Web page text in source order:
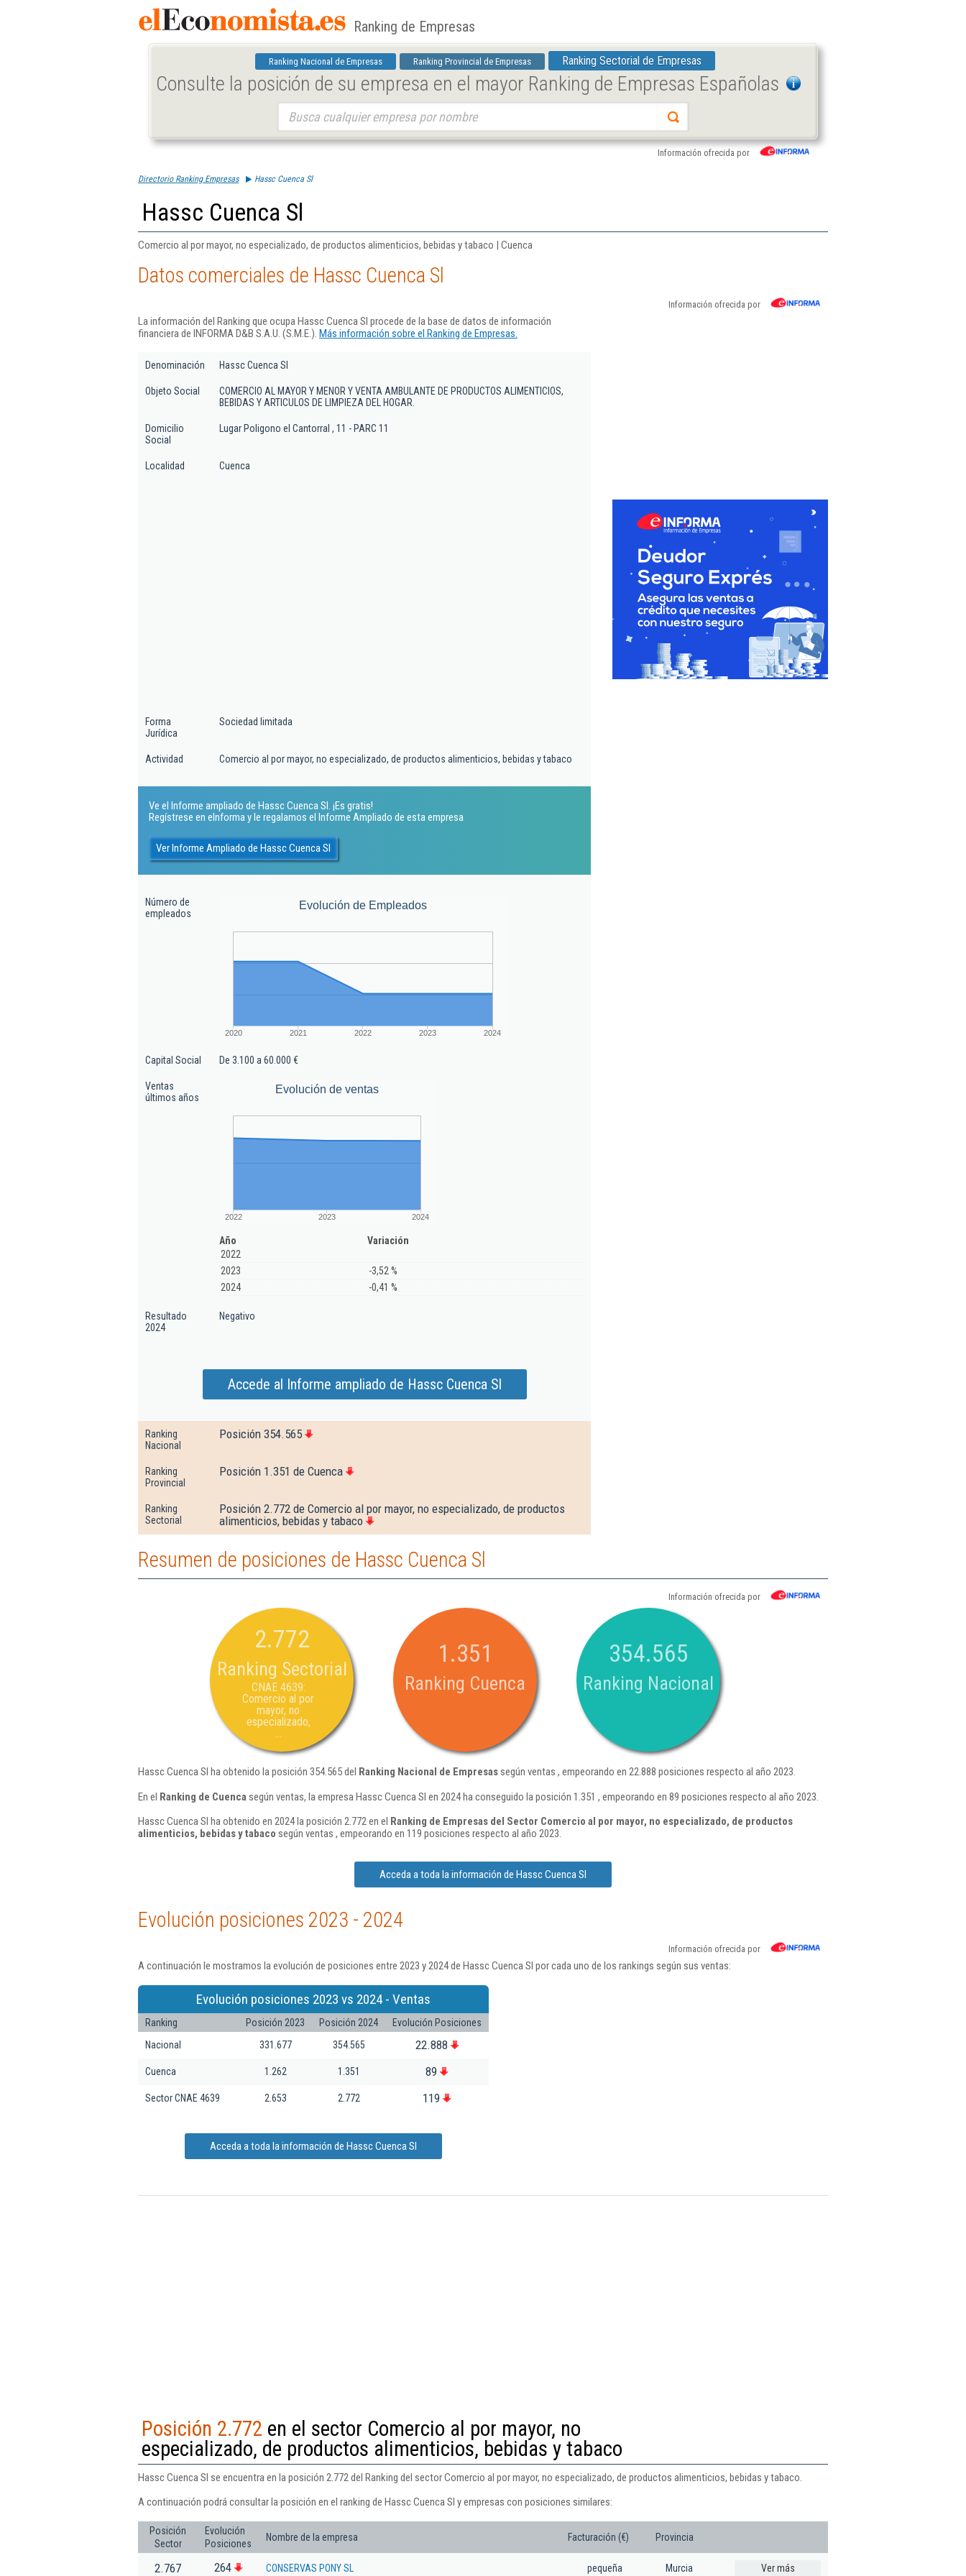
Ranking de Empresas
Ranking Nacional de Empresas Ranking Provincial de Empresas Ranking Sectorial de Empresas
Consulte la posición de su empresa en el mayor Ranking de Empresas Españolas
Información ofrecida por
Directorio Ranking Empresas Hassc Cuenca Sl
Hassc Cuenca Sl
Comercio al por mayor, no especializado, de productos alimenticios, bebidas y tabaco | Cuenca
Datos comerciales de Hassc Cuenca Sl
Información ofrecida por
La información del Ranking que ocupa Hassc Cuenca Sl procede de la base de datos de información
financiera de INFORMA D&B S.A.U. (S.M.E.). Más información sobre el Ranking de Empresas.
Denominación Hassc Cuenca Sl
Objeto Social
COMERCIO AL MAYOR Y MENOR Y VENTA AMBULANTE DE PRODUCTOS ALIMENTICIOS,
BEBIDAS Y ARTICULOS DE LIMPIEZA DEL HOGAR.
Domicilio
Social
Lugar Poligono el Cantorral , 11 - PARC 11
Localidad Cuenca
Forma
Jurídica
Sociedad limitada
Actividad Comercio al por mayor, no especializado, de productos alimenticios, bebidas y tabaco
Ve el Informe ampliado de Hassc Cuenca Sl. ¡Es gratis!
Regístrese en eInforma y le regalamos el Informe Ampliado de esta empresa
Ver Informe Ampliado de Hassc Cuenca Sl
Número de
empleados
Evolución de Empleados
2020 2021 2022 2023 2024
Capital Social De 3.100 a 60.000 €
Ventas
últimos años
Evolución de ventas
2022 2023 2024
Año
Variación
2022
2023
-3,52 %
2024
-0,41 %
Resultado
2024
Negativo
Accede al Informe ampliado de Hassc Cuenca Sl
Ranking
Nacional
Posición 354.565
Ranking
Provincial
Posición 1.351 de Cuenca
Ranking
Sectorial
Posición 2.772 de Comercio al por mayor, no especializado, de productos
alimenticios, bebidas y tabaco
Resumen de posiciones de Hassc Cuenca Sl
Información ofrecida por
2.772
Ranking Sectorial
CNAE 4639:
Comercio al por
mayor, no
especializado,
...
1.351
Ranking Cuenca
354.565
Ranking Nacional
Hassc Cuenca Sl ha obtenido la posición 354.565 del Ranking Nacional de Empresassegún ventas , empeorando en 22.888 posiciones respecto al año 2023.
En el Ranking de Cuenca según ventas, la empresa Hassc Cuenca Sl en 2024 ha conseguido la posición 1.351 , empeorando en 89 posiciones respecto al año 2023.
Hassc Cuenca Sl ha obtenido en 2024 la posición 2.772 en el Ranking de Empresas del Sector Comercio al por mayor, no especializado, de productos
alimenticios, bebidas y tabaco según ventas , empeorando en 119 posiciones respecto al año 2023.
Acceda a toda la información de Hassc Cuenca Sl
Evolución posiciones 2023 - 2024
Información ofrecida por
A continuación le mostramos la evolución de posiciones entre 2023 y 2024 de Hassc Cuenca Sl por cada uno de los rankings según sus ventas:
Evolución posiciones 2023 vs 2024 - Ventas
Ranking Posición 2023 Posición 2024
Evolución Posiciones
Nacional
331.677 354.565 22.888
Cuenca 1.262 1.351 89
Sector CNAE 4639 2.653 2.772 119
Acceda a toda la información de Hassc Cuenca Sl
Posición 2.772 en el sector Comercio al por mayor, no
especializado, de productos alimenticios, bebidas y tabaco
Hassc Cuenca Sl se encuentra en la posición 2.772 del Ranking del sector Comercio al por mayor, no especializado, de productos alimenticios, bebidas y tabaco.
A continuación podrá consultar la posición en el ranking de Hassc Cuenca Sl y empresas con posiciones similares:
Posición
Sector
Evolución
Posiciones
Nombre de la empresa Facturación (€) Provincia
2.767 264 CONSERVAS PONY SL pequeña Murcia Ver más